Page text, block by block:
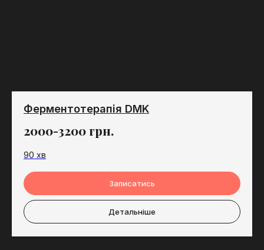
Ферментотерапія DMK
2000-3200 грн.
90 хв
Записатись
Детальніше